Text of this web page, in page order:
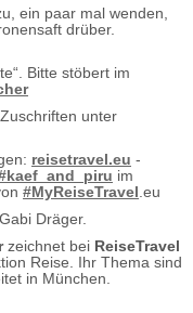
ein paar mal wenden,
drüber.
Bitte stöbert im
unter
reisetravel.eu -
im
#MyReiseTravel .eu
Dräger.
zeichnet bei ReiseTravel
Reise. Ihr Thema sind
in München.